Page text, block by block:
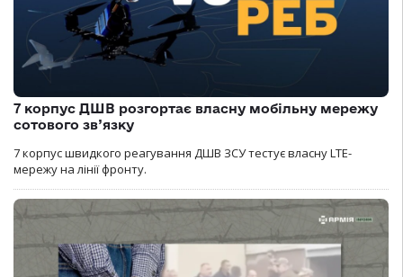
7 корпус ДШВ розгортає власну мобільну мережу
сотового зв’язку
7 корпус швидкого реагування ДШВ ЗСУ тестує власну LTE-
мережу на лінії фронту.